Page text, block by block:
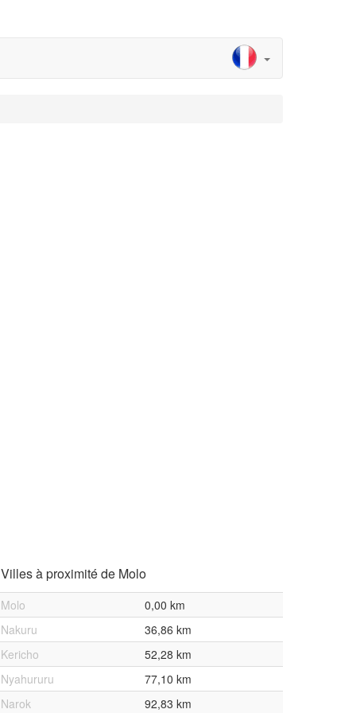
Villes à proximité de Molo
Molo
0,00 km
Nakuru
36,86 km
Kericho
52,28 km
Nyahururu
77,10 km
Narok
92,83 km